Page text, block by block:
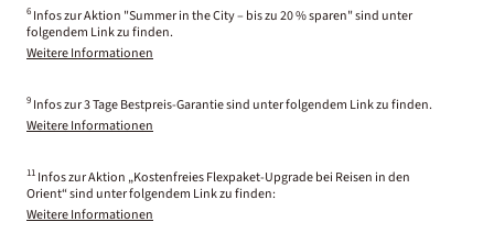
6 Infos zur Aktion "Summer in the City – bis zu 20 % sparen" sind unter
folgendem Link zu finden.
Weitere Informationen
9 Infos zur 3 Tage Bestpreis-Garantie sind unter folgendem Link zu finden.
Weitere Informationen
11 Infos zur Aktion „Kostenfreies Flexpaket-Upgrade bei Reisen in den
Orient“ sind unter folgendem Link zu finden:
Weitere Informationen